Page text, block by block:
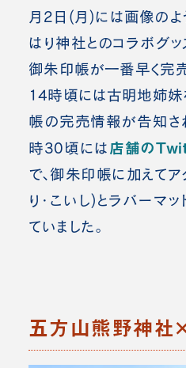
月2日(月)には画像のよ
はり神社とのコラボグッ
御朱印帳が一番早く完
14時頃には古明地姉
帳の完売情報が告知さ
時30頃には 店舗の
で、御朱印帳に加えてア
り・こいし)とラバーマ
ていました。
五方山熊野神